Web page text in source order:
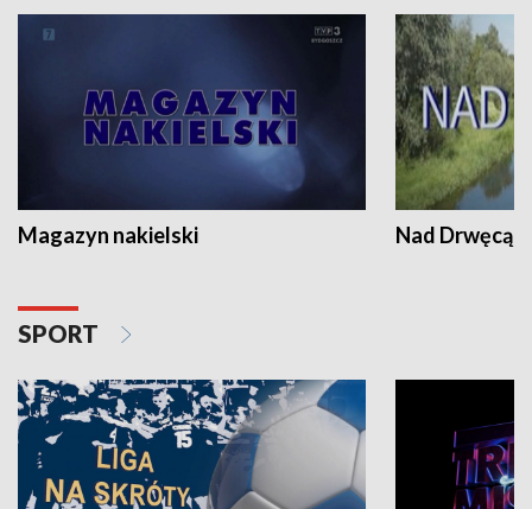
Magazyn nakielski Nad Drwęcą
SPORT